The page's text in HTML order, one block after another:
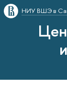
НИУ ВШЭ в